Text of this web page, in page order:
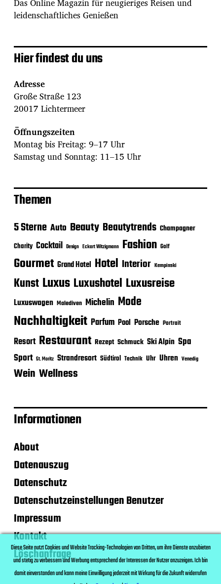
Das Online Magazin für neugieriges Reisen und
leidenschaftliches Genießen
Hier findest du uns
Adresse
Große Straße 123
20017 Lichtermeer
Öffnungszeiten
Montag bis Freitag: 9–17 Uhr
Samstag und Sonntag: 11–15 Uhr
Themen
5 Sterne Auto Beauty Beautytrends Champagner
Charity Cocktail Design Eckart Witzigmann Fashion Golf
Gourmet Grand Hotel Hotel Interior Kempinski
Kunst Luxus Luxushotel Luxusreise
Luxuswagen Malediven Michelin Mode
Nachhaltigkeit Parfum Pool Porsche Portrait
Resort Restaurant Rezept Schmuck Ski Alpin Spa
Sport St. Moritz Strandresort Südtirol Technik Uhr Uhren Venedig
Wein Wellness
Informationen
About
Datenauszug
Datenschutz
Datenschutzeinstellungen Benutzer
Impressum
Kontakt
Löschanfrage
Diese Seite nutzt Cookies und Website Tracking-Technologien von Dritten, um ihre Dienste anzubieten
und stetig zu verbessern und Werbung entsprechend der Interessen der Nutzer anzuzeigen. Ich bin
damit einverstanden und kann meine Einwilligung jederzeit mit Wirkung für die Zukunft widerrufen